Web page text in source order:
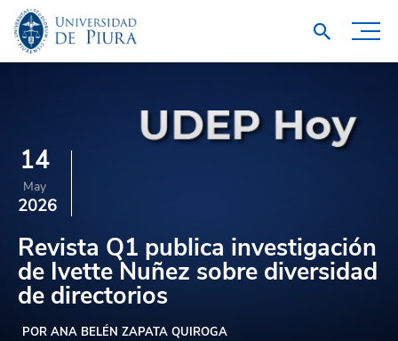
14
May
2026
Revista Q1 publica investigación
de Ivette Nuñez sobre diversidad
de directorios
POR ANA BELÉN ZAPATA QUIROGA